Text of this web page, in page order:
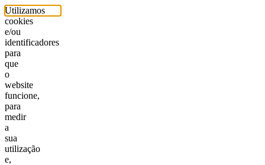
Utilizamos
cookies
e/ou
identificadores
para
que
o
website
funcione,
para
medir
a
sua
utilização
e,